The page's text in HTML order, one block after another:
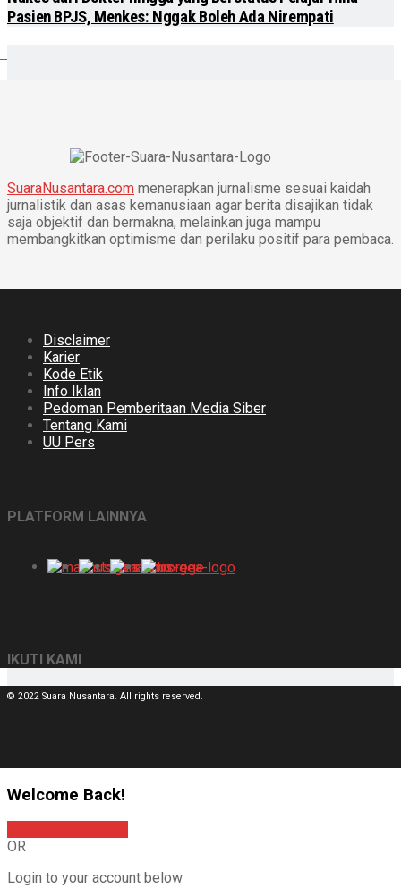
Pasien BPJS, Menkes: Nggak Boleh Ada Nirempati
SuaraNusantara.com menerapkan jurnalisme sesuai kaidah
jurnalistik dan asas kemanusiaan agar berita disajikan tidak
saja objektif dan bermakna, melainkan juga mampu
membangkitkan optimisme dan perilaku positif para pembaca.
Disclaimer
Karier
Kode Etik
Info Iklan
Pedoman Pemberitaan Media Siber
Tentang Kami
UU Pers
PLATFORM LAINNYA
IKUTI KAMI
© 2022 Suara Nusantara. All rights reserved.
Welcome Back!
OR
Login to your account below